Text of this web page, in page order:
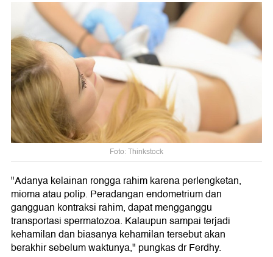
Foto: Thinkstock
"Adanya kelainan rongga rahim karena perlengketan,
mioma atau polip. Peradangan endometrium dan
gangguan kontraksi rahim, dapat mengganggu
transportasi spermatozoa. Kalaupun sampai terjadi
kehamilan dan biasanya kehamilan tersebut akan
berakhir sebelum waktunya," pungkas dr Ferdhy.